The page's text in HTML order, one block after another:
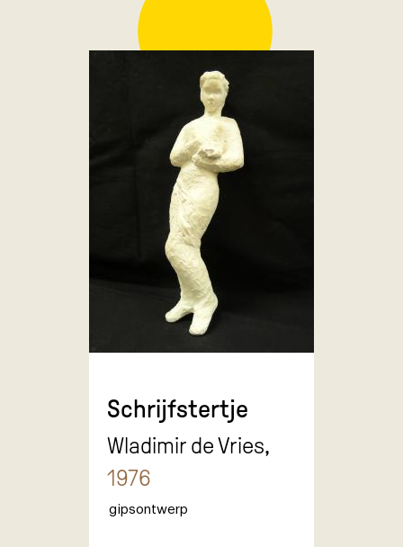
Schrijfstertje
Wladimir de Vries,
1976
gipsontwerp